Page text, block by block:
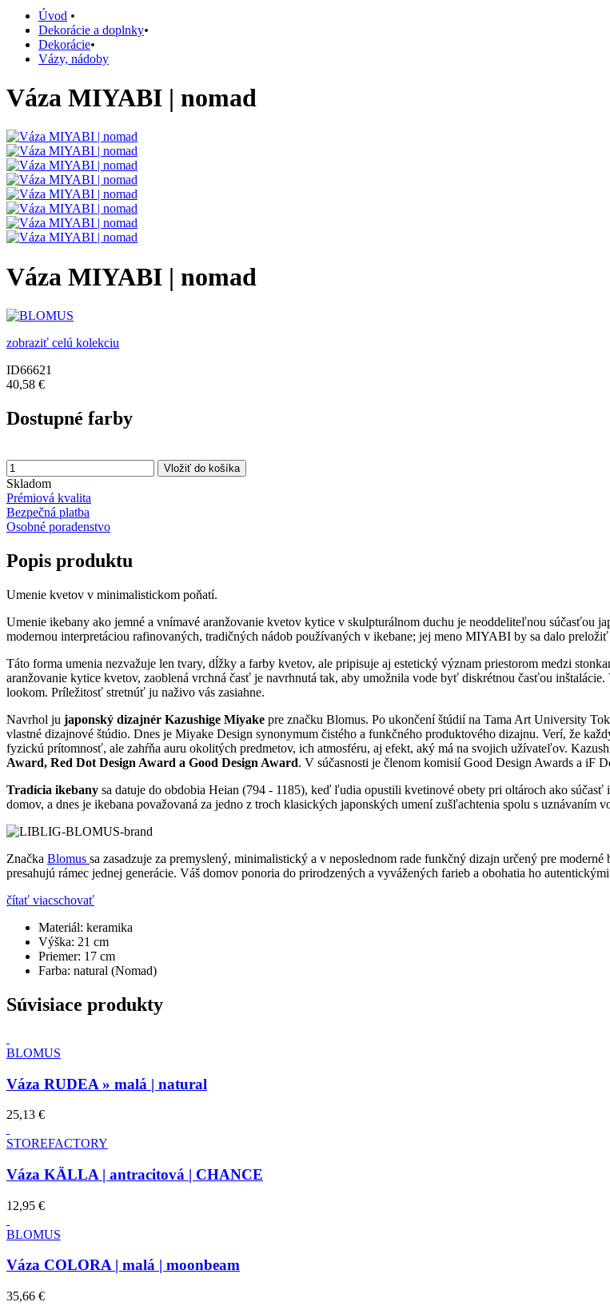
Úvod •
Dekorácie a doplnky•
Dekorácie•
Vázy, nádoby
Váza MIYABI | nomad
Váza MIYABI | nomad
zobraziť celú kolekciu
ID66621
40,58 €
Dostupné farby
Vložiť do košíka
Skladom
Prémiová kvalita
Bezpečná platba
Osobné poradenstvo
Popis produktu
Umenie kvetov v minimalistickom poňatí.
Umenie ikebany ako jemné a vnímavé aranžovanie kvetov kytice v skulpturálnom duchu je neoddeliteľnou
modernou interpretáciou rafinovaných, tradičných nádob používaných v ikebane; jej meno MIYABI by sa dalo
Táto forma umenia nezvažuje len tvary, dĺžky a farby kvetov, ale pripisuje aj estetický význam priestorom medzi
aranžovanie kytice kvetov, zaoblená vrchná časť je navrhnutá tak, aby umožnila vode byť diskrétnou časťou
lookom. Príležitosť stretnúť ju naživo vás zasiahne.
Navrhol ju japonský dizajnér Kazushige Miyake pre značku Blomus. Po ukončení štúdií na Tama Art University
vlastné dizajnové štúdio. Dnes je Miyake Design synonymum čistého a funkčného produktového dizajnu. Verí, že
fyzickú prítomnosť, ale zahŕňa auru okolitých predmetov, ich atmosféru, aj efekt, aký má na svojich užívateľov.
Award, Red Dot Design Award a Good Design Award. V súčasnosti je členom komisií Good Design Awards a iF
Tradícia ikebany sa datuje do obdobia Heian (794 - 1185), keď ľudia opustili kvetinové obety pri oltároch ako
domov, a dnes je ikebana považovaná za jedno z troch klasických japonských umení zušľachtenia spolu s uznávaním
Značka Blomus sa zasadzuje za premyslený, minimalistický a v neposlednom rade funkčný dizajn určený pre
presahujú rámec jednej generácie. Váš domov ponoria do prirodzených a vyvážených farieb a obohatia ho
čítať viacschovať
Materiál: keramika
Výška: 21 cm
Priemer: 17 cm
Farba: natural (Nomad)
Súvisiace produkty
BLOMUS
Váza RUDEA » malá | natural
25,13 €
STOREFACTORY
Váza KÄLLA | antracitová | CHANCE
12,95 €
BLOMUS
Váza COLORA | malá | moonbeam
35,66 €